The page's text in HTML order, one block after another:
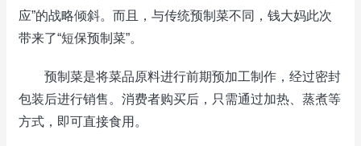
应”的战略倾斜。而且，与传统预制菜不同，钱大妈此次
带来了“短保预制菜”。
预制菜是将菜品原料进行前期预加工制作，经过密封
包装后进行销售。消费者购买后，只需通过加热、蒸煮等
方式，即可直接食用。